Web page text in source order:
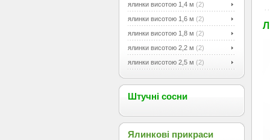
ялинки висотою 1,4 м (2)
ялинки висотою 1,6 м (2)
ялинки висотою 1,8 м (2)
ялинки висотою 2,2 м (2)
ялинки висотою 2,5 м (2)
Штучні сосни
Ялинкові прикраси